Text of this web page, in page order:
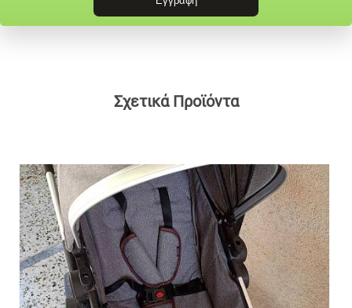
Σχετικά Προϊόντα